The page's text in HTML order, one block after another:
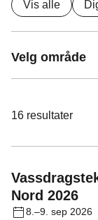
Vis alle
Velg område
16 resultater
Nord 2026
8.–9. sep 2026